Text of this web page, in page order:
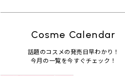
Cosme Calendar
話題のコスメの発売日早わかり！
今月の一覧を今すぐチェック！